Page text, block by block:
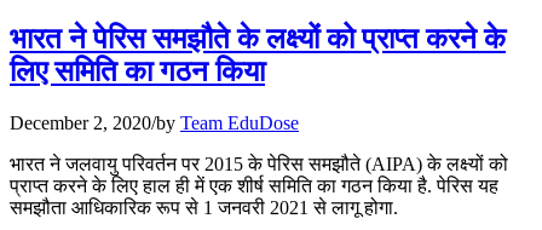
📝 डेली करेंट अफेयर्स: 25-27 जुलाई 2026
📝 डेली करेंट अफेयर्स: 22-24 जुलाई 2026
July 22, 2026
भारत ने पेरिस समझौते के लक्ष्यों को प्राप्त करने के
लिए समिति का गठन किया
December 2, 2020/by Team EduDose
भारत ने जलवायु परिवर्तन पर 2015 के पेरिस समझौते (AIPA) के लक्ष्यों को
प्राप्त करने के लिए हाल ही में एक शीर्ष समिति का गठन किया है. पेरिस यह
समझौता आधिकारिक रूप से 1 जनवरी 2021 से लागू होगा.